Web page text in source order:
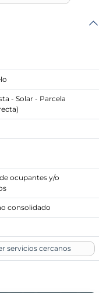
- Solar - Parcela
ocupantes y/o
consolidado
servicios cercanos